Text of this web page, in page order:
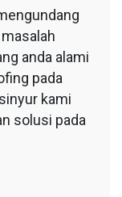
anda alami
pada
kami
solusi pada